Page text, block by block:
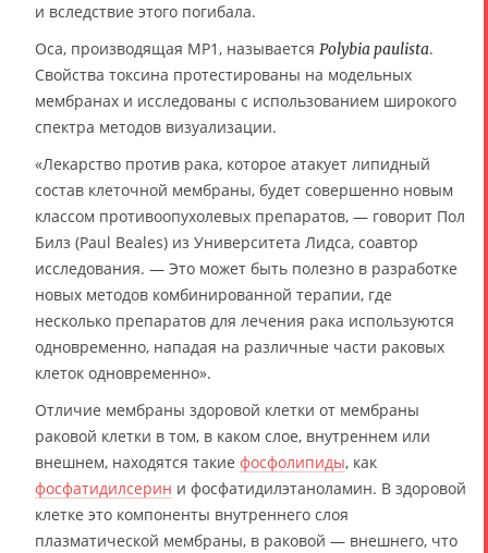
и вследствие этого погибала.
Оса, производящая MP1, называется Polybia paulista.
Свойства токсина протестированы на модельных
мембранах и исследованы с использованием широкого
спектра методов визуализации.
«Лекарство против рака, которое атакует липидный
состав клеточной мембраны, будет совершенно новым
классом противоопухолевых препаратов, — говорит Пол
Билз (Paul Beales) из Университета Лидса, соавтор
исследования. — Это может быть полезно в разработке
новых методов комбинированной терапии, где
несколько препаратов для лечения рака используются
одновременно, нападая на различные части раковых
клеток одновременно».
Отличие мембраны здоровой клетки от мембраны
раковой клетки в том, в каком слое, внутреннем или
внешнем, находятся такие фосфолипиды, как
фосфатидилсерин и фосфатидилэтаноламин. В здоровой
клетке это компоненты внутреннего слоя
плазматической мембраны, в раковой — внешнего, что